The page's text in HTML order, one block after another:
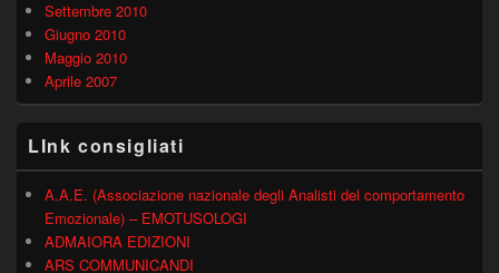
Settembre 2010
Giugno 2010
Maggio 2010
Aprile 2007
LInk consigliati
A.A.E. (Associazione nazionale degli Analisti del comportamento
Emozionale) – EMOTUSOLOGI
ADMAIORA EDIZIONI
ARS COMMUNICANDI